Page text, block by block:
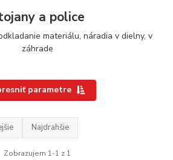
a police
materiálu, náradia v dielny, v
záhrade
parametre
Najdrahšie
Zobrazujem 1-1 z 1